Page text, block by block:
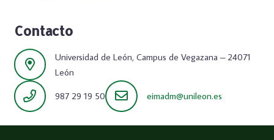
Contacto
Universidad de León, Campus de Vegazana – 24071
León
987 29 19 50 eimadm@unileon.es